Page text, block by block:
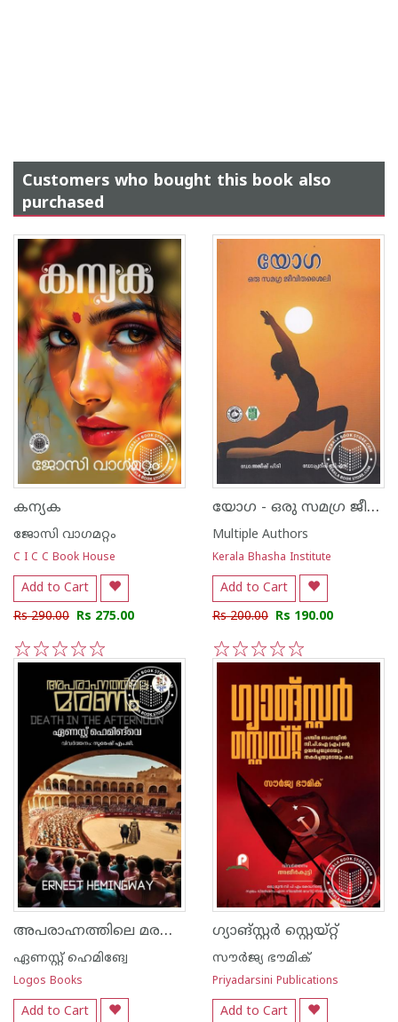
Customers who bought this book also
purchased
കന്യക
ജോസി വാഗമറ്റം
C I C C Book House
Add to Cart
Rs 290.00 Rs 275.00
5
4
3
2
1
യോഗ - ഒരു സമഗ്ര ജീവിതശൈലി
Multiple Authors
Kerala Bhasha Institute
Add to Cart
Rs 200.00 Rs 190.00
5
4
3
2
1
അപരാഹ്നത്തിലെ മരണം
ഏണസ്റ്റ് ഹെമിങ്വേ
Logos Books
Add to Cart
ഗ്യാങ്‌സ്റ്റർ സ്റ്റെയ്റ്റ്
സൗർജ്യ ഭൗമിക്
Priyadarsini Publications
Add to Cart